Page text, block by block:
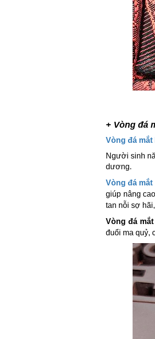
+ Vòng đá
Vòng đá mắt
Người sinh
dương.
Vòng đá mắt
giúp nâng
tan nỗi sợ
Vòng đá
đuổi ma quỷ,